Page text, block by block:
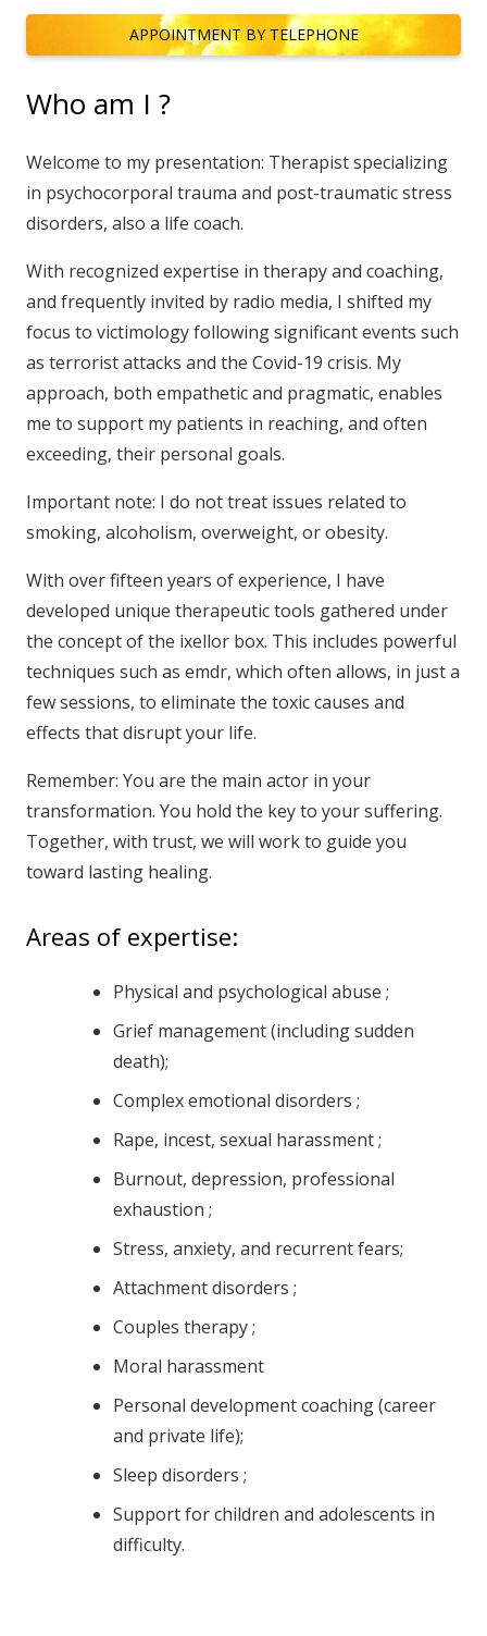
APPOINTMENT BY TELEPHONE
Who am I ?
Welcome to my presentation: Therapist specializing
in psychocorporal trauma and post-traumatic stress
disorders, also a life coach.
With recognized expertise in therapy and coaching,
and frequently invited by radio media, I shifted my
focus to victimology following significant events such
as terrorist attacks and the Covid-19 crisis. My
approach, both empathetic and pragmatic, enables
me to support my patients in reaching, and often
exceeding, their personal goals.
Important note: I do not treat issues related to
smoking, alcoholism, overweight, or obesity.
With over fifteen years of experience, I have
developed unique therapeutic tools gathered under
the concept of the ixellor box. This includes powerful
techniques such as emdr, which often allows, in just a
few sessions, to eliminate the toxic causes and
effects that disrupt your life.
Remember: You are the main actor in your
transformation. You hold the key to your suffering.
Together, with trust, we will work to guide you
toward lasting healing.
Areas of expertise:
Physical and psychological abuse ;
Grief management (including sudden
death);
Complex emotional disorders ;
Rape, incest, sexual harassment ;
Burnout, depression, professional
exhaustion ;
Stress, anxiety, and recurrent fears;
Attachment disorders ;
Couples therapy ;
Moral harassment
Personal development coaching (career
and private life);
Sleep disorders ;
Support for children and adolescents in
difficulty.